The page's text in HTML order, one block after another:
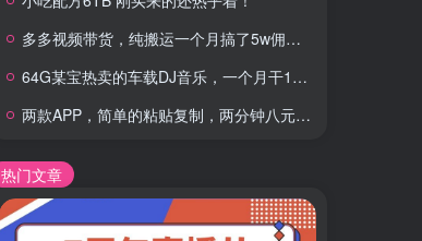
多多视频带货，纯搬运一个月搞了5w佣金，小白也能操作
64G某宝热卖的车载DJ音乐，一个月干100W+利润
两款APP，简单的粘贴复制，两分钟八元钱，无限做，执行就有收入
热门文章